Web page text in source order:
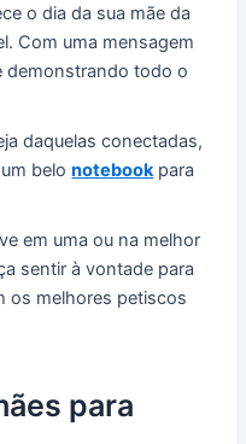
o dia da sua mãe da
Com uma mensagem
demonstrando todo o
daquelas conectadas,
um belonotebookpara
em uma ou na melhor
sentir à vontade para
os melhores petiscos
para